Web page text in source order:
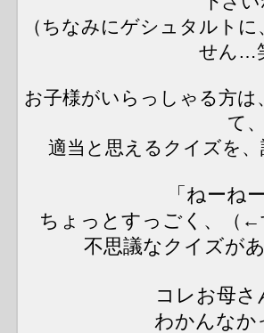
（ちなみにゲシュタルト
せん…
お子様がいらっしゃる方
て
適当と思えるクイズを
「ねーね
ちょっとすっごく、
（
不思議なクイズが
コレお母さ
わかんな